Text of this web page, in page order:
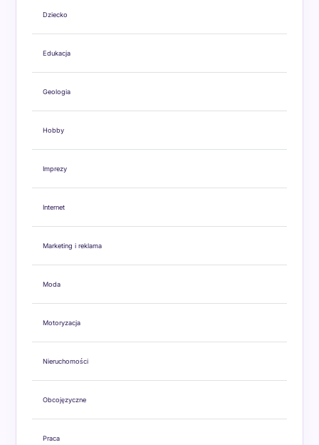
Dziecko
Edukacja
Geologia
Hobby
Imprezy
Internet
Marketing i reklama
Moda
Motoryzacja
Nieruchomości
Obcojęzyczne
Praca